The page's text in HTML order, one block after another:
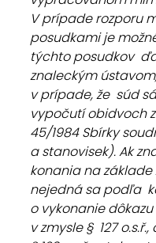
V prípade rozporu
posudkami je
týchto posudkov
znaleckým
v prípade, že  súd
vypočutí obidvoch
45/1984 Sbírky
a stanovisek). Ak
konania na
nejedná sa podľa
o vykonanie
v zmysle §  127